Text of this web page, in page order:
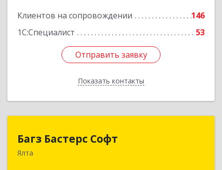
Клиентов на сопровождении
146
1С:Специалист
53
Отправить заявку
Показать контакты
Отправить заявку
Назад
Багз Бастерс Софт
Ялта
Багз Бастерс Софт
298603, Крым Респ, Ялта г, Свердлова ул, дом №